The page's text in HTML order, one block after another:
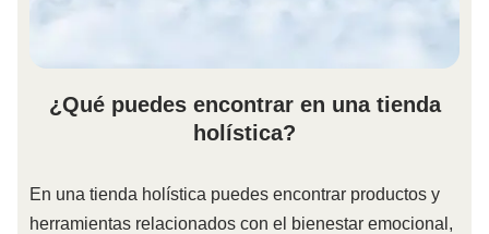
¿Qué puedes encontrar en una tienda
holística?
En una tienda holística puedes encontrar productos y
herramientas relacionados con el bienestar emocional,